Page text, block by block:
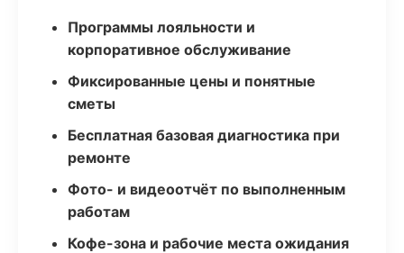
Программы лояльности и
корпоративное обслуживание
Фиксированные цены и понятные
сметы
Бесплатная базовая диагностика при
ремонте
Фото- и видеоотчёт по выполненным
работам
Кофе-зона и рабочие места ожидания